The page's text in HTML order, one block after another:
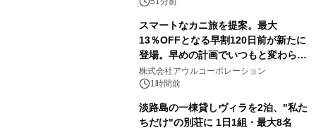
スマートなカニ旅を提案。最大
13％OFFとなる早割120日前が新たに
登場。早めの計画でいつもと変わらぬ
大人の冬旅を。ー夕日ヶ浦温泉「佳松
苑 別邸ふうか」ー
株式会社アウルコーポレーション
1時間前
淡路島の一棟貸しヴィラを2泊、"私た
ちだけ"の別荘に 1日1組・最大8名